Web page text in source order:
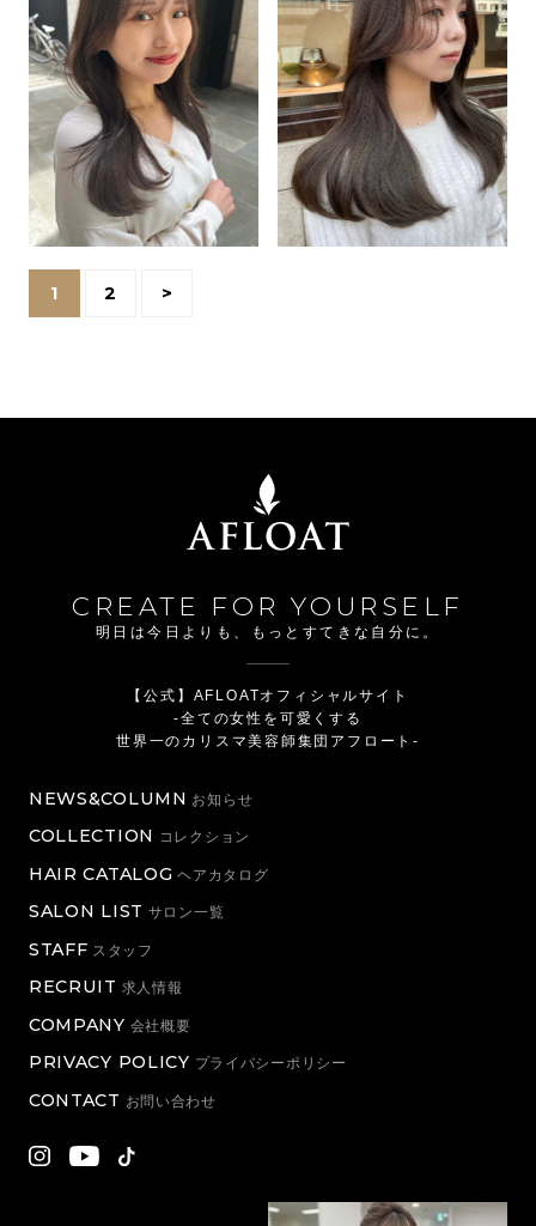
1 2 >
CREATE FOR YOURSELF
明日は今日よりも、もっとすてきな自分に。
【公式】AFLOATオフィシャルサイト
-全ての女性を可愛くする
世界一のカリスマ美容師集団アフロート-
NEWS&COLUMN お知らせ
COLLECTION コレクション
HAIR CATALOG ヘアカタログ
SALON LIST サロン一覧
STAFF スタッフ
RECRUIT 求人情報
COMPANY 会社概要
PRIVACY POLICY プライバシーポリシー
CONTACT お問い合わせ